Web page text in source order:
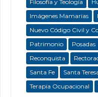
Filosofía y Teología
Imágenes Mamarias
Nuevo Código Civil y
Patrimonio
Posadas
Reconquista
Santa Fe
Santa
Terapia Ocupacional